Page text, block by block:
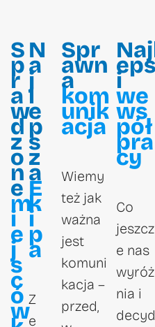
S
p
r
a
w
d
z
o
n
e
m
i
e
j
s
c
ó
w
N
a
j
l
e
p
s
z
a
E
k
i
p
a
Z
e
Spr
awn
a
kom
unik
acja
Wiemy
też jak
ważna
jest
komuni
kacja –
przed,
i
we
ws
pół
pra
cy
Co
jeszcz
e nas
wyróż
nia i
decyd